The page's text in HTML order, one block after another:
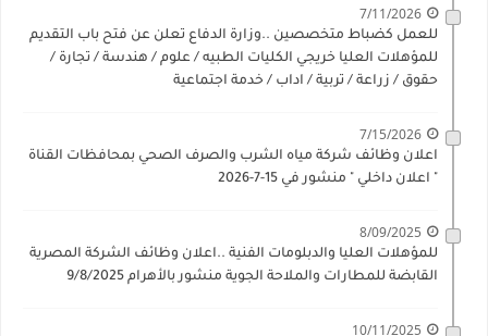
7/11/2026
للعمل كضباط متخصصين ..وزارة الدفاع تعلن عن فتح باب التقديم
للمؤهلات العليا خريجي الكليات الطبيه / علوم / هندسة / تجارة /
حقوق / زراعة / تربية / اداب / خدمة اجتماعية
7/15/2026
اعلان وظائف شركة مياه الشرب والصرف الصحي بمحافظات القناة
" اعلان داخلي " منشور في 15-7-2026
8/09/2025
للمؤهلات العليا والدبلومات الفنية ..اعلان وظائف الشركة المصرية
القابضة للمطارات والملاحة الجوية منشور بالأهرام 9/8/2025
10/11/2025